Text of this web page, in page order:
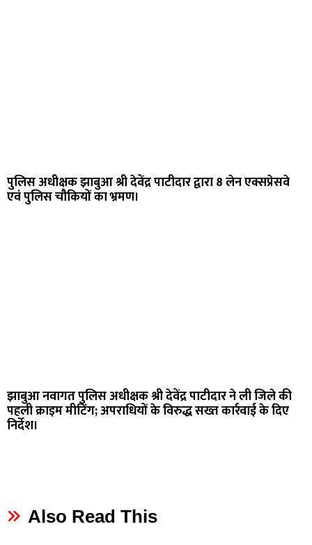
पुलिस अधीक्षक झाबुआ श्री देवेंद्र पाटीदार द्वारा 8 लेन एक्सप्रेसवे
एवं पुलिस चौकियों का भ्रमण।
झाबुआ नवागत पुलिस अधीक्षक श्री देवेंद्र पाटीदार ने ली जिले की
पहली क्राइम मीटिंग; अपराधियों के विरुद्ध सख्त कार्रवाई के दिए
निर्देश।
Also Read This